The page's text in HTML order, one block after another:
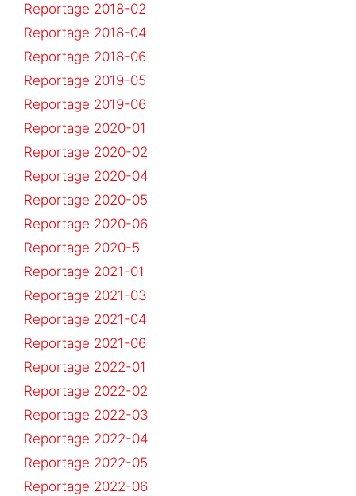
Reportage 2018-02
Reportage 2018-04
Reportage 2018-06
Reportage 2019-05
Reportage 2019-06
Reportage 2020-01
Reportage 2020-02
Reportage 2020-04
Reportage 2020-05
Reportage 2020-06
Reportage 2020-5
Reportage 2021-01
Reportage 2021-03
Reportage 2021-04
Reportage 2021-06
Reportage 2022-01
Reportage 2022-02
Reportage 2022-03
Reportage 2022-04
Reportage 2022-05
Reportage 2022-06